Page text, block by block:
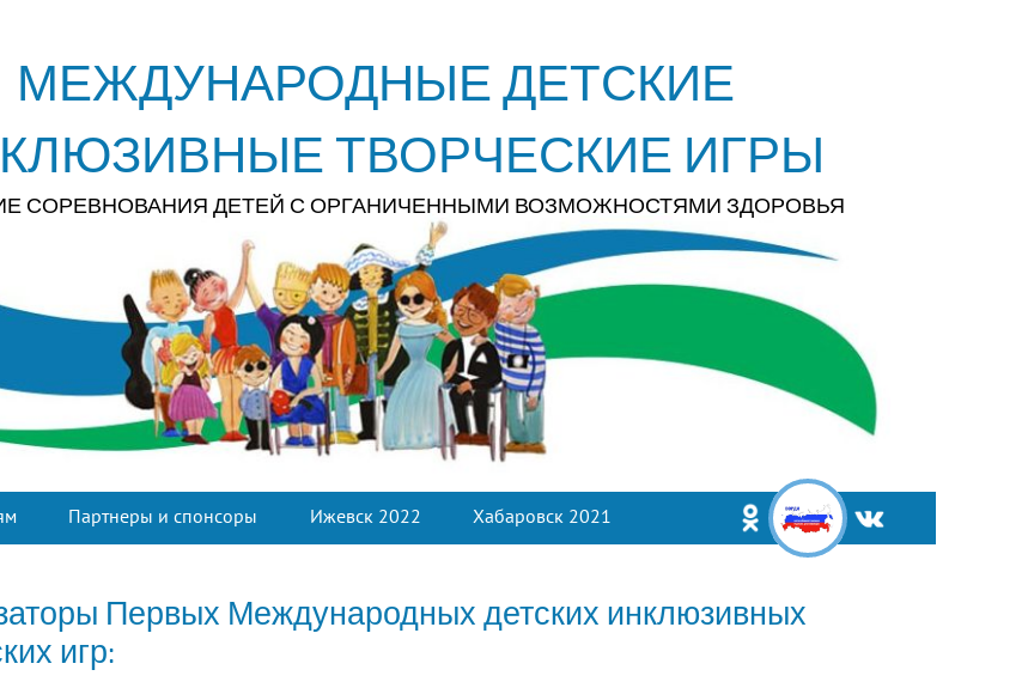
Партнеры и спонсоры Ижевск 2022 Хабаровск 2021
МЕЖДУНАРОДНЫЕ ДЕТСКИЕ
ТВОРЧЕСКИЕ ИГРЫ
СОРЕВНОВАНИЯ ДЕТЕЙ С ОРГАНИЧЕННЫМИ ВОЗМОЖНОСТЯМИ ЗДОРОВЬЯ
Первых Международных детских инклюзивных
игр: